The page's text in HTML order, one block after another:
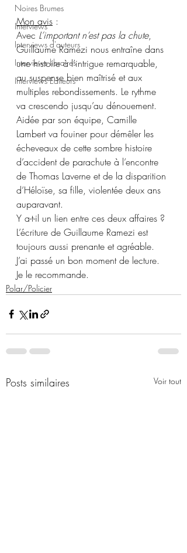
Noires Brumes
Interviews
Interviews d'auteurs
Interviews libraires
Interviews Editeurs
Mon avis :
Avec L’important n’est pas la chute,
Guillaume Ramezi nous entraîne dans
une histoire à l’intrigue remarquable,
au suspense bien maîtrisé et aux
multiples rebondissements. Le rythme
va crescendo jusqu’au dénouement.
Aidée par son équipe, Camille
Lambert va fouiner pour démêler les
écheveaux de cette sombre histoire
d’accident de parachute à l’encontre
de Thomas Laverne et de la disparition
d’Héloïse, sa fille, violentée deux ans
auparavant.
Y a-t-il un lien entre ces deux affaires ?
L’écriture de Guillaume Ramezi est
toujours aussi prenante et agréable.
J’ai passé un bon moment de lecture.
Je le recommande.
Polar/Policier
Posts similaires Voir tout